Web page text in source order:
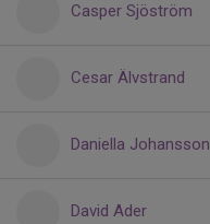
Casper Sjöström
Cesar Älvstrand
Daniella Johansson
David Ader